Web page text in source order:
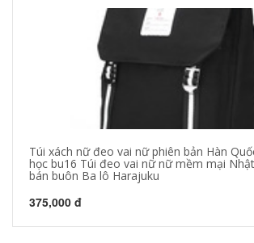
Túi xách nữ đeo vai nữ phiên bản Hàn
học bu16 Túi đeo vai nữ nữ mềm mại
bán buôn Ba lô Harajuku
375,000 đ